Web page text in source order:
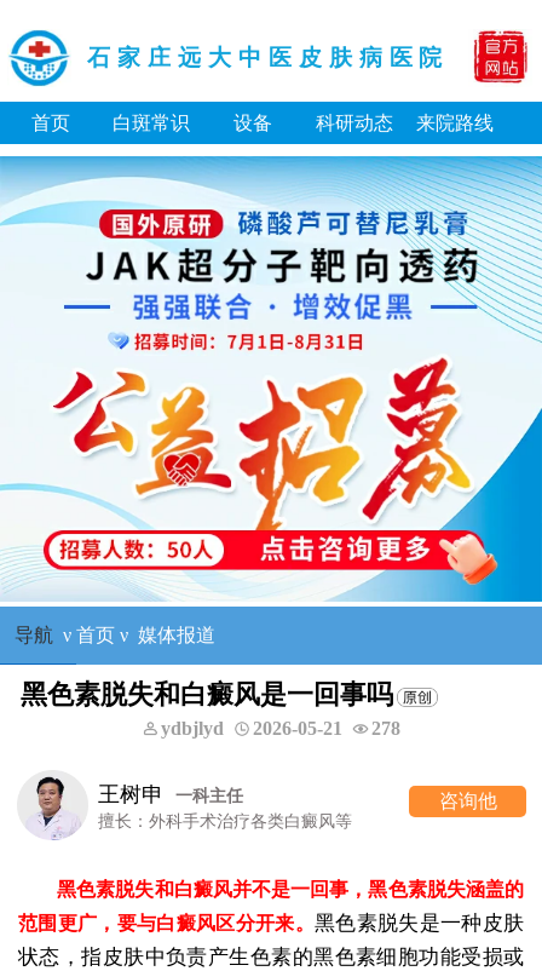
石家庄远大中医皮肤病医院
首页 白斑常识 设备 科研动态 来院路线
导航 ν 首页ν 媒体报道
黑色素脱失和白癜风是一回事吗
ydbjlyd 2026-05-21 278
王树申
一科主任
擅长：外科手术治疗各类白癜风等
咨询他
黑色素脱失和白癜风并不是一回事，黑色素脱失涵盖的
范围更广，要与白癜风区分开来。黑色素脱失是一种皮肤
状态，指皮肤中负责产生色素的黑色素细胞功能受损或